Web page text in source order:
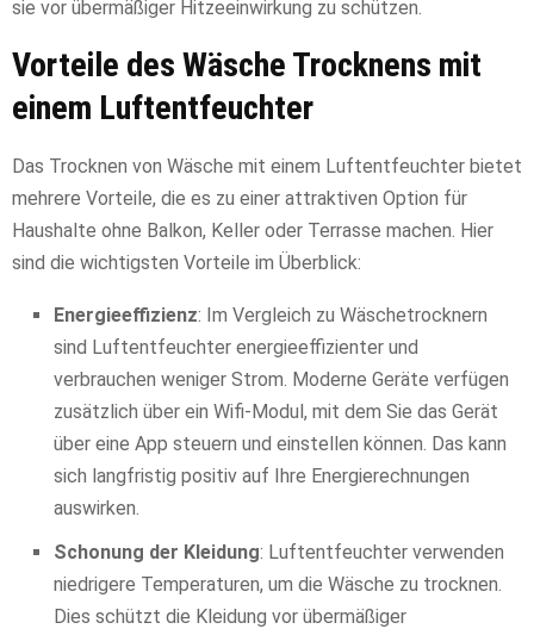
sie vor übermäßiger Hitzeeinwirkung zu schützen.
Vorteile des Wäsche Trocknens mit
einem Luftentfeuchter
Das Trocknen von Wäsche mit einem Luftentfeuchter bietet
mehrere Vorteile, die es zu einer attraktiven Option für
Haushalte ohne Balkon, Keller oder Terrasse machen. Hier
sind die wichtigsten Vorteile im Überblick:
Energieeffizienz: Im Vergleich zu Wäschetrocknern
sind Luftentfeuchter energieeffizienter und
verbrauchen weniger Strom. Moderne Geräte verfügen
zusätzlich über ein Wifi-Modul, mit dem Sie das Gerät
über eine App steuern und einstellen können. Das kann
sich langfristig positiv auf Ihre Energierechnungen
auswirken.
Schonung der Kleidung: Luftentfeuchter verwenden
niedrigere Temperaturen, um die Wäsche zu trocknen.
Dies schützt die Kleidung vor übermäßiger